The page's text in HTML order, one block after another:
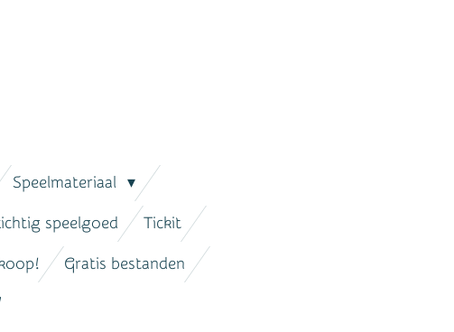
Speelmateriaal
speelgoed Tickit
Gratis bestanden